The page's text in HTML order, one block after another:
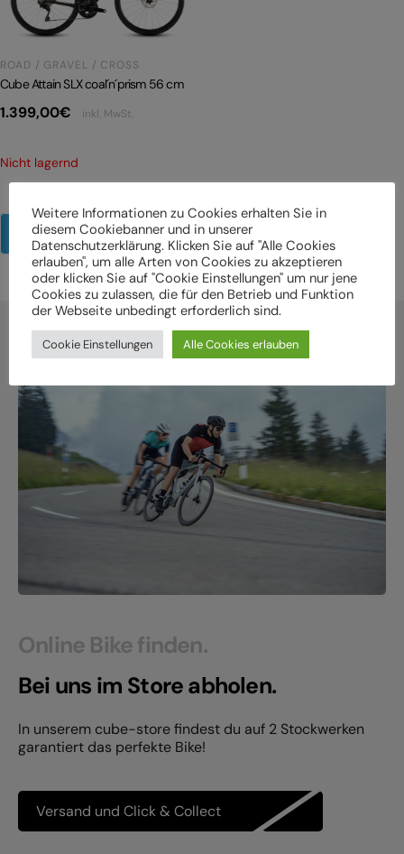
ROAD / GRAVEL / CROSS
Cube Attain SLX coal´n´prism 56 cm
1.399,00€ inkl. MwSt.
Nicht lagernd
Mehr Produkte anzeigen
Online Bike finden.
Bei uns im Store abholen.
In unserem cube-store findest du auf 2 Stockwerken
garantiert das perfekte Bike!
Versand und Click & Collect
Weitere Informationen zu Cookies erhalten Sie in
diesem Cookiebanner und in unserer
Datenschutzerklärung. Klicken Sie auf "Alle Cookies
erlauben", um alle Arten von Cookies zu akzeptieren
oder klicken Sie auf "Cookie Einstellungen" um nur jene
Cookies zu zulassen, die für den Betrieb und Funktion
der Webseite unbedingt erforderlich sind.
Cookie Einstellungen Alle Cookies erlauben